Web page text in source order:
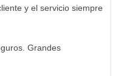
y el servicio siempre
Grandes